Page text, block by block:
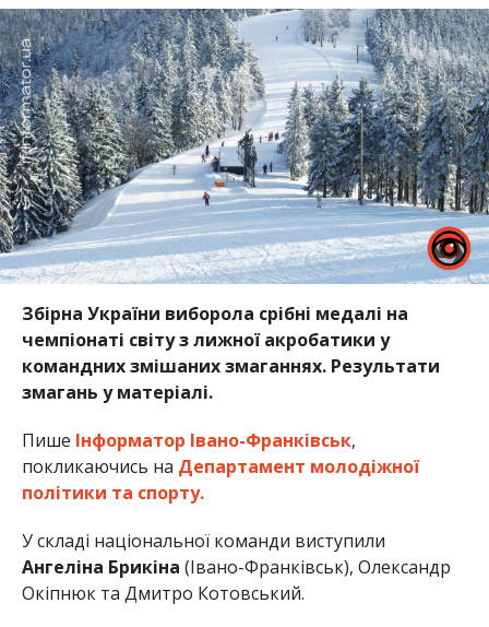
Збірна України виборола срібні медалі на
чемпіонаті світу з лижної акробатики у
командних змішаних змаганнях. Результати
змагань у матеріалі.
Пише Інформатор Івано-Франківськ,
покликаючись на Департамент молодіжної
політики та спорту.
У складі національної команди виступили
Ангеліна Брикіна (Івано-Франківськ), Олександр
Окіпнюк та Дмитро Котовський.